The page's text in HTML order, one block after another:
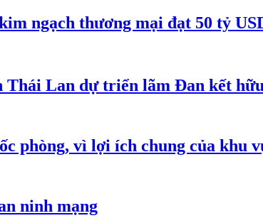
ngạch thương mại đạt 50 tỷ
Lan dự triển lãm Đan kết
phòng, vì lợi ích chung của khu
ninh mạng